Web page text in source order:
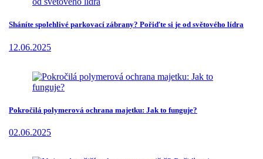
Sháníte spolehlivé parkovací zábrany? Pořiďte si je od světového lídra
12.06.2025
Pokročilá polymerová ochrana majetku: Jak to funguje?
02.06.2025